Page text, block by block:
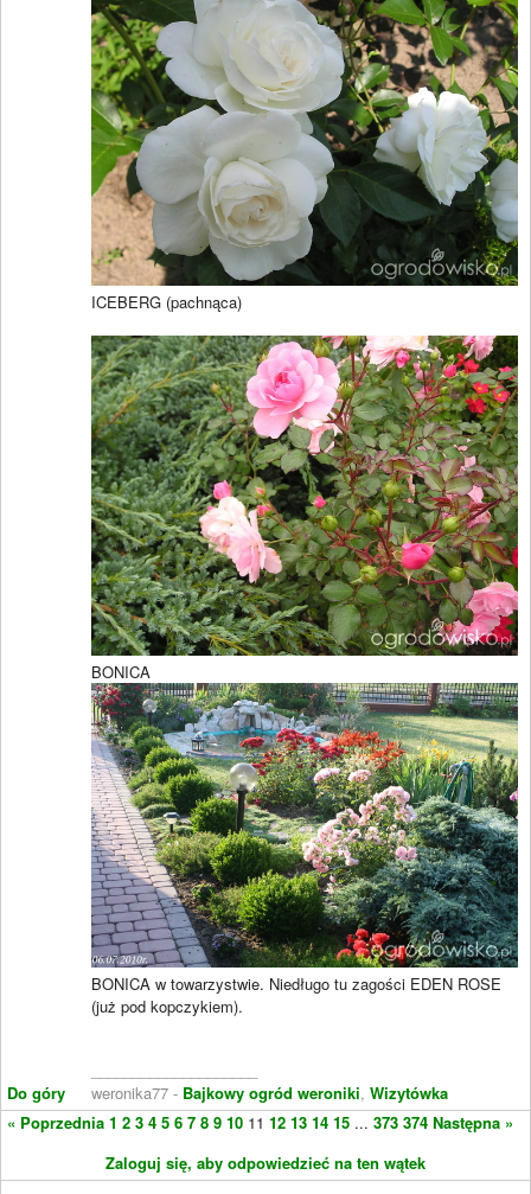
Do góry
ICEBERG (pachnąca)
BONICA
BONICA w towarzystwie. Niedługo tu zagości EDEN ROSE
(już pod kopczykiem).
weronika77 - Bajkowy ogród weroniki, Wizytówka
« Poprzednia 1 2 3 4 5 6 7 8 9 10 11 12 13 14 15 ... 373 374 Następna »
Zaloguj się, aby odpowiedzieć na ten wątek